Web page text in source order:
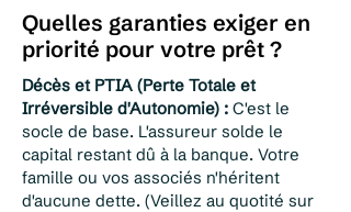
Quelles garanties exiger en
priorité pour votre prêt ?
Décès et PTIA (Perte Totale et
Irréversible d'Autonomie) : C'est le
socle de base. L'assureur solde le
capital restant dû à la banque. Votre
famille ou vos associés n'héritent
d'aucune dette. (Veillez au quotité sur